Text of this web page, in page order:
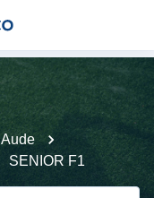
Aude
SENIOR F1